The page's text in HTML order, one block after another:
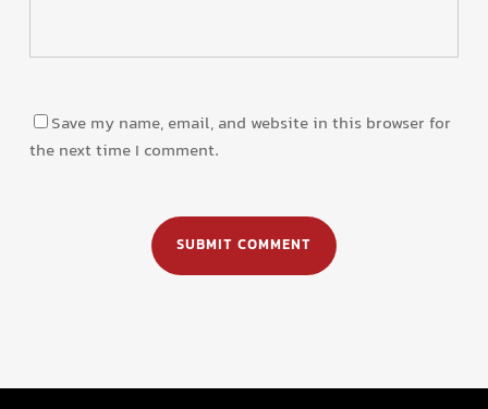
Save my name, email, and website in this browser for
the next time I comment.